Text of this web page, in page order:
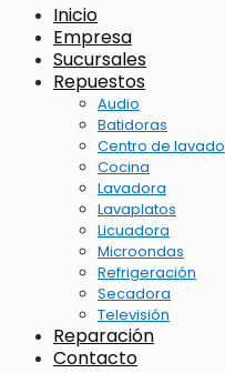
Inicio
Empresa
Sucursales
Repuestos
Audio
Batidoras
Centro de lavado
Cocina
Lavadora
Lavaplatos
Licuadora
Microondas
Refrigeración
Secadora
Televisión
Reparación
Contacto